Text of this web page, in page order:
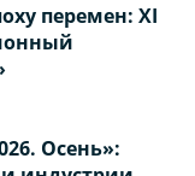
перемен: XI
Осень»: